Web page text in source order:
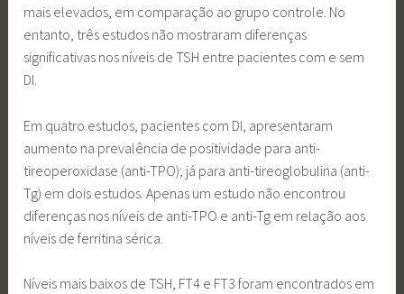
mais elevados, em comparação ao grupo controle. No
entanto, três estudos não mostraram diferenças
significativas nos níveis de TSH entre pacientes com e sem
DI.
Em quatro estudos, pacientes com DI, apresentaram
aumento na prevalência de positividade para anti-
tireoperoxidase (anti-TPO); já para anti-tireoglobulina (anti-
Tg) em dois estudos. Apenas um estudo não encontrou
diferenças nos níveis de anti-TPO e anti-Tg em relação aos
níveis de ferritina sérica.
Níveis mais baixos de TSH, FT4 e FT3 foram encontrados em